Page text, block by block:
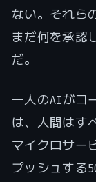
ない。それら
まだ何を承認
だ。
一人のAIがコ
は、人間はす
マイクロサー
プッシュする